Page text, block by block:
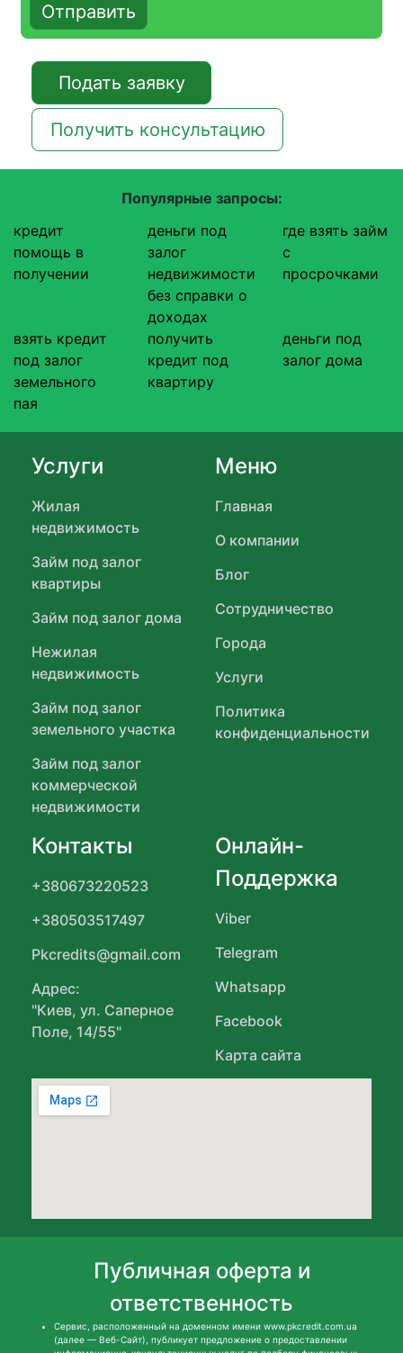
Отправить
Подать заявку
Получить консультацию
Популярные запросы:
кредит
помощь в
получении
деньги под
залог
недвижимости
без справки о
доходах
где взять займ
с
просрочками
взять кредит
под залог
земельного
пая
получить
кредит под
квартиру
деньги под
залог дома
Услуги
Жилая
недвижимость
Займ под залог
квартиры
Займ под залог дома
Нежилая
недвижимость
Займ под залог
земельного участка
Займ под залог
коммерческой
недвижимости
Меню
Главная
О компании
Блог
Сотрудничество
Города
Услуги
Политика
конфиденциальности
Контакты
+380673220523
+380503517497
Pkcredits@gmail.com
Адрес:
"Киев, ул. Саперное
Поле, 14/55"
Онлайн-
Поддержка
Viber
Telegram
Whatsapp
Facebook
Карта сайта
Публичная оферта и
ответственность
Сервис, расположенный на доменном имени www.pkcredit.com.ua
(далее — Веб-Сайт), публикует предложение о предоставлении